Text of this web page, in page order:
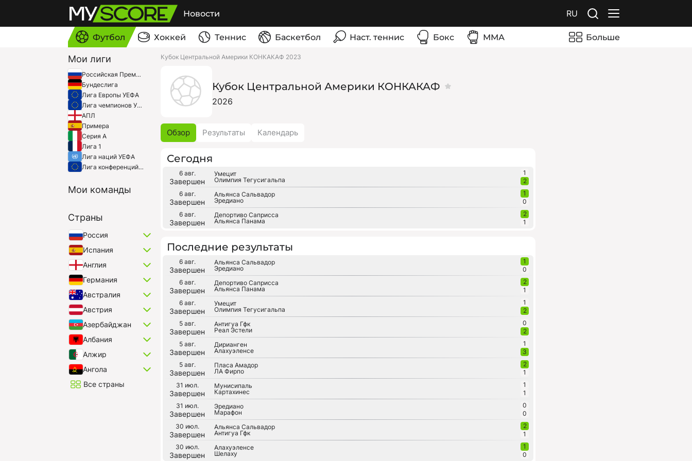
Новости RU
Футбол Хоккей Теннис Баскетбол Наст. теннис Бокс ММА Больше
Мои лиги
Российская Премьер-Лига
Бундеслига
Лига Европы УЕФА
Лига чемпионов УЕФА
АПЛ
Примера
Серия A
Лига 1
Лига наций УЕФА
Лига конференций УЕФА
Мои команды
Страны
Россия
Испания
Англия
Германия
Австралия
Австрия
Азербайджан
Албания
Алжир
Ангола
Все страны
Кубок Центральной Америки КОНКАКАФ 2023
Кубок Центральной Америки КОНКАКАФ
2026
Обзор Результаты Календарь
Сегодня
6 авг.
Завершен
Умецит
Олимпия Тегусигальпа
1
2
6 авг.
Завершен
Альянса Сальвадор
Эредиано
1
0
6 авг.
Завершен
Депортиво Саприсса
Альянса Панама
2
1
Последние результаты
6 авг.
Завершен
Альянса Сальвадор
Эредиано
1
0
6 авг.
Завершен
Депортиво Саприсса
Альянса Панама
2
1
6 авг.
Завершен
Умецит
Олимпия Тегусигальпа
1
2
5 авг.
Завершен
Антигуа Гфк
Реал Эстели
0
2
5 авг.
Завершен
Дирианген
Алахуэленсе
1
3
5 авг.
Завершен
Пласа Амадор
ЛА Фирпо
2
1
31 июл.
Завершен
Мунисипаль
Картахинес
1
1
31 июл.
Завершен
Эредиано
Марафон
0
0
30 июл.
Завершен
Альянса Сальвадор
Антигуа Гфк
2
1
30 июл.
Завершен
Алахуэленсе
Шелаху
1
0